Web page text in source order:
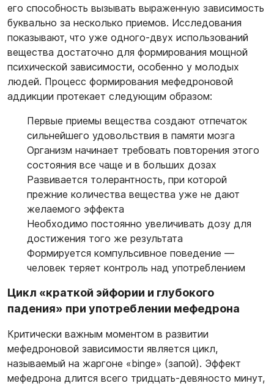
его способность вызывать выраженную зависимость
буквально за несколько приемов. Исследования
показывают, что уже одного-двух использований
вещества достаточно для формирования мощной
психической зависимости, особенно у молодых
людей. Процесс формирования мефедроновой
аддикции протекает следующим образом:
Первые приемы вещества создают отпечаток
сильнейшего удовольствия в памяти мозга
Организм начинает требовать повторения этого
состояния все чаще и в больших дозах
Развивается толерантность, при которой
прежние количества вещества уже не дают
желаемого эффекта
Необходимо постоянно увеличивать дозу для
достижения того же результата
Формируется компульсивное поведение —
человек теряет контроль над употреблением
Цикл «краткой эйфории и глубокого
падения» при употреблении мефедрона
Критически важным моментом в развитии
мефедроновой зависимости является цикл,
называемый на жаргоне «binge» (запой). Эффект
мефедрона длится всего тридцать-девяносто минут,